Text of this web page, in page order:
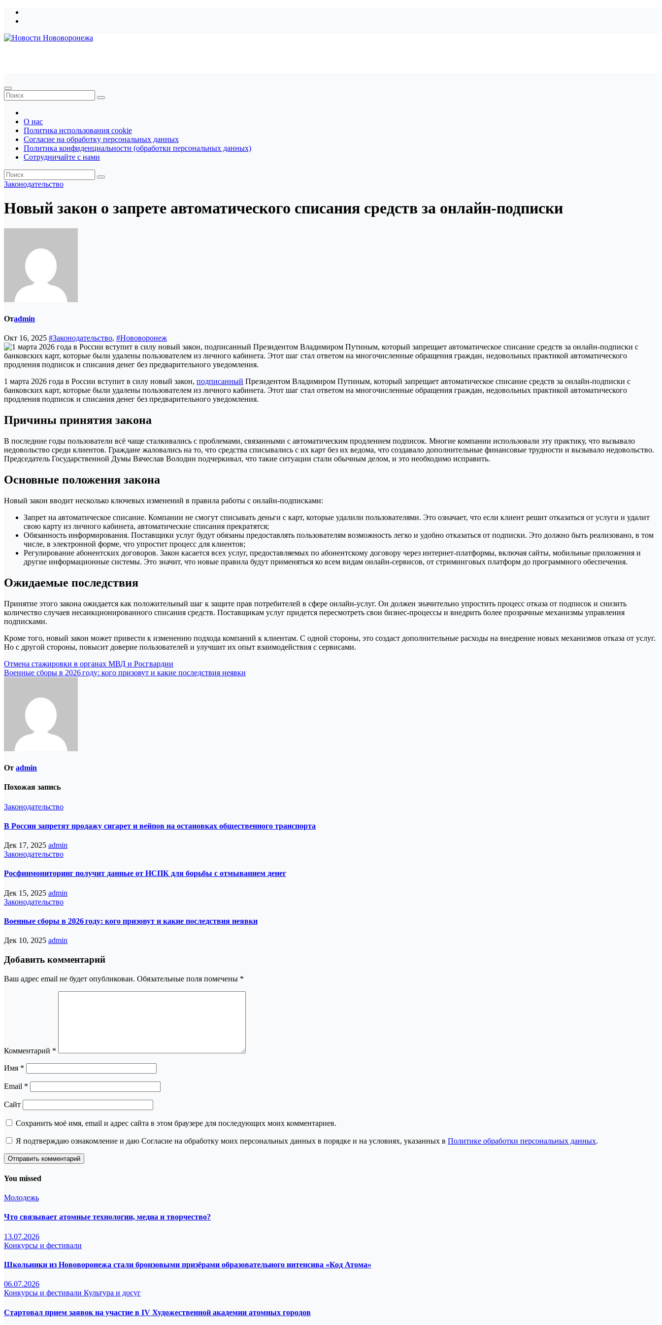
Перейти
О нас
Политика использования cookie
Согласие на обработку персональных данных
Политика конфиденциальности (обработки персональных данных)
Сотрудничайте с нами
Законодательство
Новый закон о запрете автоматического списания средств за онлайн-подписки
Отadmin
Окт 16, 2025 #Законодательство, #Нововоронеж
1 марта 2026 года в России вступит в силу новый закон, подписанный Президентом Владимиром Путиным, который запрещает автоматическое списание средств за онлайн-подписки с
банковских карт, которые были удалены пользователем из личного кабинета. Этот шаг стал ответом на многочисленные обращения граждан, недовольных практикой автоматического
продления подписок и списания денег без предварительного уведомления.
Причины принятия закона
В последние годы пользователи всё чаще сталкивались с проблемами, связанными с автоматическим продлением подписок. Многие компании использовали эту практику, что вызывало
недовольство среди клиентов. Граждане жаловались на то, что средства списывались с их карт без их ведома, что создавало дополнительные финансовые трудности и вызывало недовольство.
Председатель Государственной Думы Вячеслав Володин подчеркивал, что такие ситуации стали обычным делом, и это необходимо исправить.
Основные положения закона
Новый закон вводит несколько ключевых изменений в правила работы с онлайн-подписками:
Запрет на автоматическое списание. Компании не смогут списывать деньги с карт, которые удалили пользователями. Это означает, что если клиент решит отказаться от услуги и удалит
свою карту из личного кабинета, автоматические списания прекратятся;
Обязанность информирования. Поставщики услуг будут обязаны предоставлять пользователям возможность легко и удобно отказаться от подписки. Это должно быть реализовано, в том
числе, в электронной форме, что упростит процесс для клиентов;
Регулирование абонентских договоров. Закон касается всех услуг, предоставляемых по абонентскому договору через интернет-платформы, включая сайты, мобильные приложения и
другие информационные системы. Это значит, что новые правила будут применяться ко всем видам онлайн-сервисов, от стриминговых платформ до программного обеспечения.
Ожидаемые последствия
Принятие этого закона ожидается как положительный шаг к защите прав потребителей в сфере онлайн-услуг. Он должен значительно упростить процесс отказа от подписок и снизить
количество случаев несанкционированного списания средств. Поставщикам услуг придется пересмотреть свои бизнес-процессы и внедрить более прозрачные механизмы управления
подписками.
Кроме того, новый закон может привести к изменению подхода компаний к клиентам. С одной стороны, это создаст дополнительные расходы на внедрение новых механизмов отказа от услуг.
Но с другой стороны, повысит доверие пользователей и улучшит их опыт взаимодействия с сервисами.
Навигация
по
Отмена стажировки в органах МВД и Росгвардии
Военные сборы в 2026 году: кого призовут и какие последствия неявки
От admin
Похожая запись
Законодательство
В России запретят продажу сигарет и вейпов на остановках общественного транспорта
Дек 17, 2025 admin
Законодательство
Росфинмониторинг получит данные от НСПК для борьбы с отмыванием денег
Дек 15, 2025 admin
Законодательство
Военные сборы в 2026 году: кого призовут и какие последствия неявки
Дек 10, 2025 admin
Добавить комментарий
Ваш адрес email не будет опубликован. Обязательные поля помечены *
Комментарий *
Имя *
Email *
Сайт
Сохранить моё имя, email и адрес сайта в этом браузере для последующих моих комментариев.
Я подтверждаю ознакомление и даю Согласие на обработку моих персональных данных в порядке и на условиях, указанных в Политике обработки персональных данных.
You missed
Молодежь
Что связывает атомные технологии, медиа и творчество?
13.07.2026
Конкурсы и фестивали
Школьники из Нововоронежа стали бронзовыми призёрами образовательного интенсива «Код Атома»
06.07.2026
Конкурсы и фестивали Культура и досуг
Стартовал прием заявок на участие в IV Художественной академии атомных городов